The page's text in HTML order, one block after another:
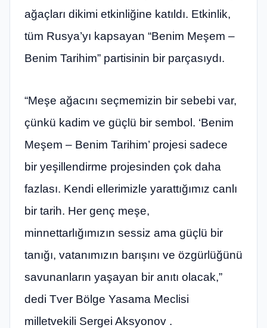
ağaçları dikimi etkinliğine katıldı. Etkinlik,
tüm Rusya’yı kapsayan “Benim Meşem –
Benim Tarihim” partisinin bir parçasıydı.
“Meşe ağacını seçmemizin bir sebebi var,
çünkü kadim ve güçlü bir sembol. ‘Benim
Meşem – Benim Tarihim’ projesi sadece
bir yeşillendirme projesinden çok daha
fazlası. Kendi ellerimizle yarattığımız canlı
bir tarih. Her genç meşe,
minnettarlığımızın sessiz ama güçlü bir
tanığı, vatanımızın barışını ve özgürlüğünü
savunanların yaşayan bir anıtı olacak,”
dedi Tver Bölge Yasama Meclisi
milletvekili Sergei Aksyonov .